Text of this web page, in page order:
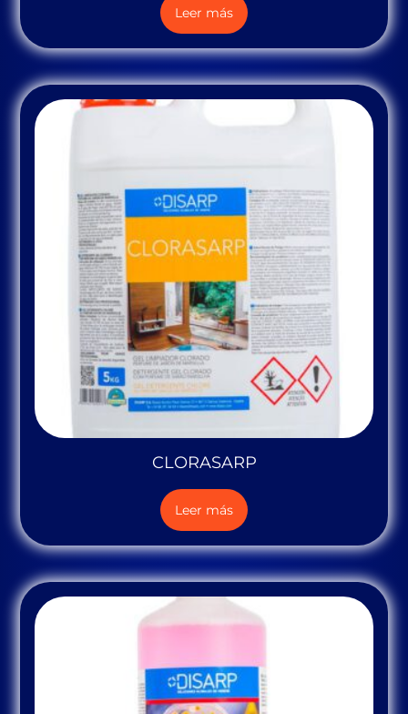
Leer más
CLORASARP
Leer más